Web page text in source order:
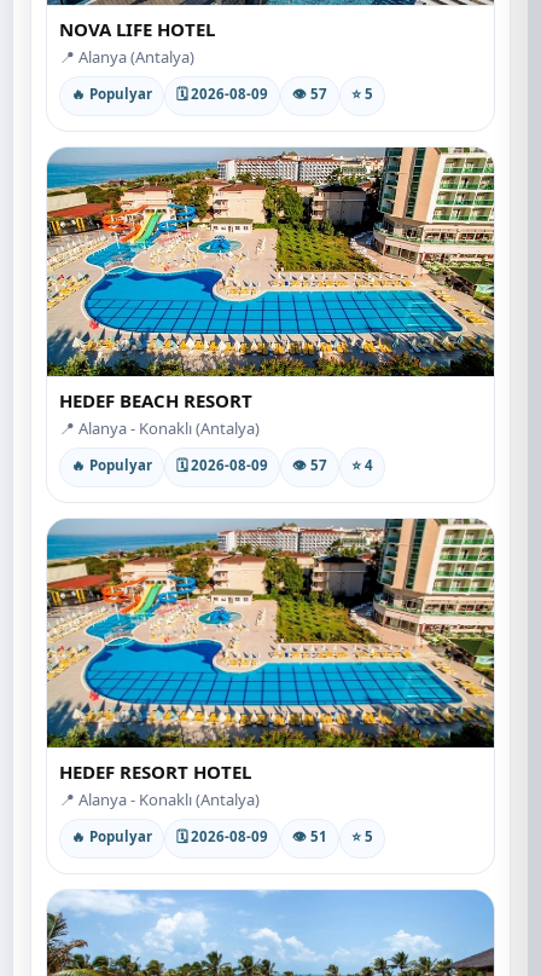
NOVA LIFE HOTEL
📍 Alanya (Antalya)
🔥 Populyar 🗓 2026-08-09 👁 57 ⭐ 5
HEDEF BEACH RESORT
📍 Alanya - Konaklı (Antalya)
🔥 Populyar 🗓 2026-08-09 👁 57 ⭐ 4
HEDEF RESORT HOTEL
📍 Alanya - Konaklı (Antalya)
🔥 Populyar 🗓 2026-08-09 👁 51 ⭐ 5